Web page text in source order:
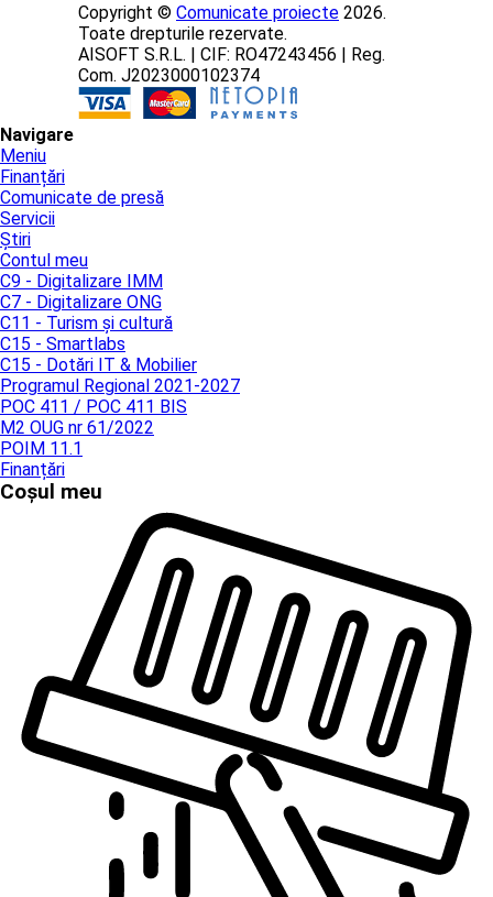
Copyright © Comunicate proiecte 2026.
Toate drepturile rezervate.
AISOFT S.R.L. | CIF: RO47243456 | Reg.
Com. J2023000102374
Navigare
Meniu
Finanțări
Comunicate de presă
Servicii
Știri
Contul meu
C9 - Digitalizare IMM
C7 - Digitalizare ONG
C11 - Turism și cultură
C15 - Smartlabs
C15 - Dotări IT & Mobilier
Programul Regional 2021-2027
POC 411 / POC 411 BIS
M2 OUG nr 61/2022
POIM 11.1
Finanțări
Coșul meu